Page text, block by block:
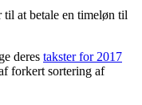
at betale en timeløn til
deres takster for 2017
forkert sortering af